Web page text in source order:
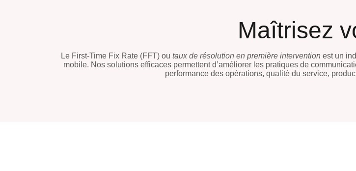
Maîtrisez
Le First-Time Fix Rate (FFT) ou taux de résolution en première interventionest un
mobile. Nos solutions efficaces permettent d’améliorer les pratiques de
performance des opérations, qualité du service,